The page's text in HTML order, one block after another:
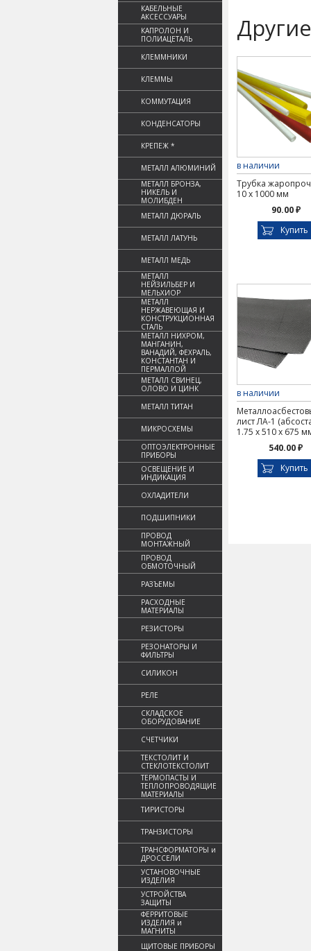
КАБЕЛЬНЫЕ
АКСЕССУАРЫ
КАПРОЛОН И
ПОЛИАЦЕТАЛЬ
КЛЕММНИКИ
КЛЕММЫ
КОММУТАЦИЯ
КОНДЕНСАТОРЫ
КРЕПЕЖ *
МЕТАЛЛ АЛЮМИНИЙ
МЕТАЛЛ БРОНЗА,
НИКЕЛЬ И
МОЛИБДЕН
МЕТАЛЛ ДЮРАЛЬ
МЕТАЛЛ ЛАТУНЬ
МЕТАЛЛ МЕДЬ
МЕТАЛЛ
НЕЙЗИЛЬБЕР И
МЕЛЬХИОР
МЕТАЛЛ
НЕРЖАВЕЮЩАЯ И
КОНСТРУКЦИОННАЯ
СТАЛЬ
МЕТАЛЛ НИХРОМ,
МАНГАНИН,
ВАНАДИЙ, ФЕХРАЛЬ,
КОНСТАНТАН И
ПЕРМАЛЛОЙ
МЕТАЛЛ СВИНЕЦ,
ОЛОВО И ЦИНК
МЕТАЛЛ ТИТАН
МИКРОСХЕМЫ
ОПТОЭЛЕКТРОННЫЕ
ПРИБОРЫ
ОСВЕЩЕНИЕ И
ИНДИКАЦИЯ
ОХЛАДИТЕЛИ
ПОДШИПНИКИ
ПРОВОД
МОНТАЖНЫЙ
ПРОВОД
ОБМОТОЧНЫЙ
РАЗЪЕМЫ
РАСХОДНЫЕ
МАТЕРИАЛЫ
РЕЗИСТОРЫ
РЕЗОНАТОРЫ И
ФИЛЬТРЫ
СИЛИКОН
РЕЛЕ
СКЛАДСКОЕ
ОБОРУДОВАНИЕ
СЧЕТЧИКИ
ТЕКСТОЛИТ И
СТЕКЛОТЕКСТОЛИТ
ТЕРМОПАСТЫ И
ТЕПЛОПРОВОДЯЩИЕ
МАТЕРИАЛЫ
ТИРИСТОРЫ
ТРАНЗИСТОРЫ
ТРАНСФОРМАТОРЫ и
ДРОССЕЛИ
УСТАНОВОЧНЫЕ
ИЗДЕЛИЯ
УСТРОЙСТВА
ЗАЩИТЫ
ФЕРРИТОВЫЕ
ИЗДЕЛИЯ и
МАГНИТЫ
ЩИТОВЫЕ ПРИБОРЫ
в наличии
Трубка
10 х 1000 мм
90.00 ₽
Купить
в наличии
лист ЛА-1
1.75 х 510 х 675
540.00 ₽
Купить